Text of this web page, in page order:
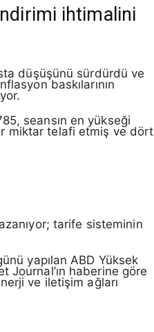
ihtimalini
düşüşünü sürdürdü ve
baskılarının
seansın en yükseği
miktar telafi etmiş ve dört
tarife sisteminin
yapılan ABD Yüksek
Journal’ın haberine göre
ve iletişim ağları